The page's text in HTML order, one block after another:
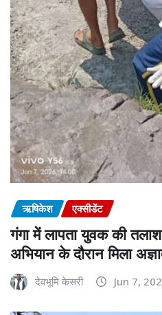
ऋषिकेश एक्सीडेंट
गंगा में लापता युवक की
अभियान के दौरान मिला
देवभूमि केसरी Jun 7,